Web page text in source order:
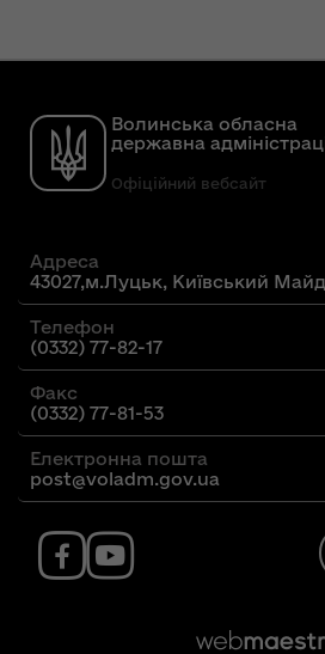
Волинська обласна
державна
Офіційний вебсайт
Адреса
43027,м.Луцьк, Київський
Телефон
(0332) 77-82-17
Факс
(0332) 77-81-53
Електронна пошта
post@voladm.gov.ua